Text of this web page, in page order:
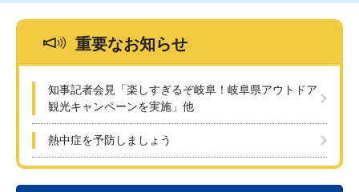
重要なお知らせ
知事記者会見「楽しすぎるぞ岐阜！岐阜県アウトドア
観光キャンペーンを実施」他
熱中症を予防しましょう